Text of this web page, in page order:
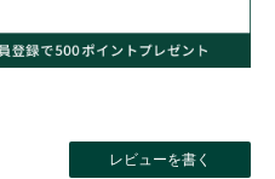
レビューを書く